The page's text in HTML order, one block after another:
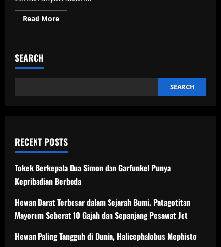
Read MoreRead
more
yang
dalam
Rakyat
SEARCH
SEARCH
RECENT POSTS
Tokek Berkepala Dua Simon dan Garfunkel Punya
Kepribadian Berbeda
Hewan Darat Terbesar dalam Sejarah Bumi, Patagotitan
Mayorum Seberat 10 Gajah dan Sepanjang Pesawat Jet
Hewan Paling Tangguh di Dunia, Halicephalobus Mephisto